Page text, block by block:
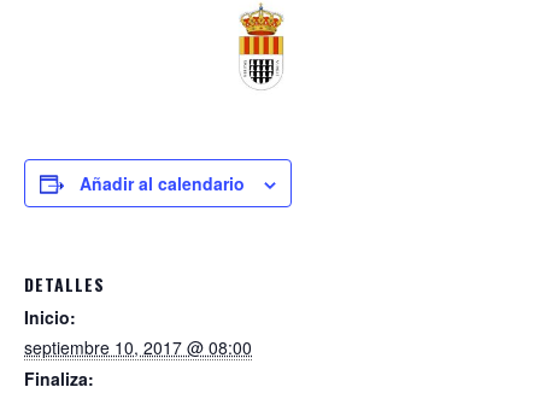
Añadir al calendario
DETALLES
Inicio:
septiembre 10, 2017 @ 08:00
Finaliza: